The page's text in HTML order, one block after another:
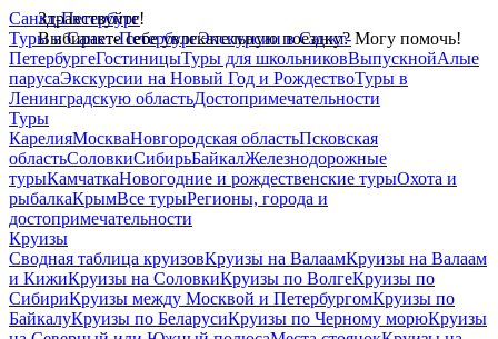
Здравствуйте!
Выбираете себе увлекательную поездку? Могу помочь!
Санкт-Петербург
Туры в Санкт-ПетербургЭкскурсии в Санкт-
ПетербургеГостиницыТуры для школьниковВыпускнойАлые
парусаЭкскурсии на Новый Год и РождествоТуры в
Ленинградскую областьДостопримечательности
Туры
КарелияМоскваНовгородская областьПсковская
областьСоловкиСибирьБайкалЖелезнодорожные
турыКамчаткаНовогодние и рождественские турыОхота и
рыбалкаКрымВсе турыРегионы, города и
достопримечательности
Круизы
Сводная таблица круизовКруизы на ВалаамКруизы на Валаам
и КижиКруизы на СоловкиКруизы по ВолгеКруизы по
СибириКруизы между Москвой и ПетербургомКруизы по
БайкалуКруизы по БеларусиКруизы по Черному морюКруизы